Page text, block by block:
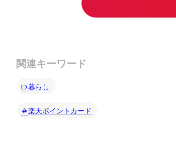
関連キーワード
暮らし
楽天ポイントカード